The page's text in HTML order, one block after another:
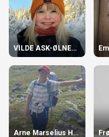
VILDE ASK-ØLNES 7 ÅR
Arne Marselius Høydal 10 år!